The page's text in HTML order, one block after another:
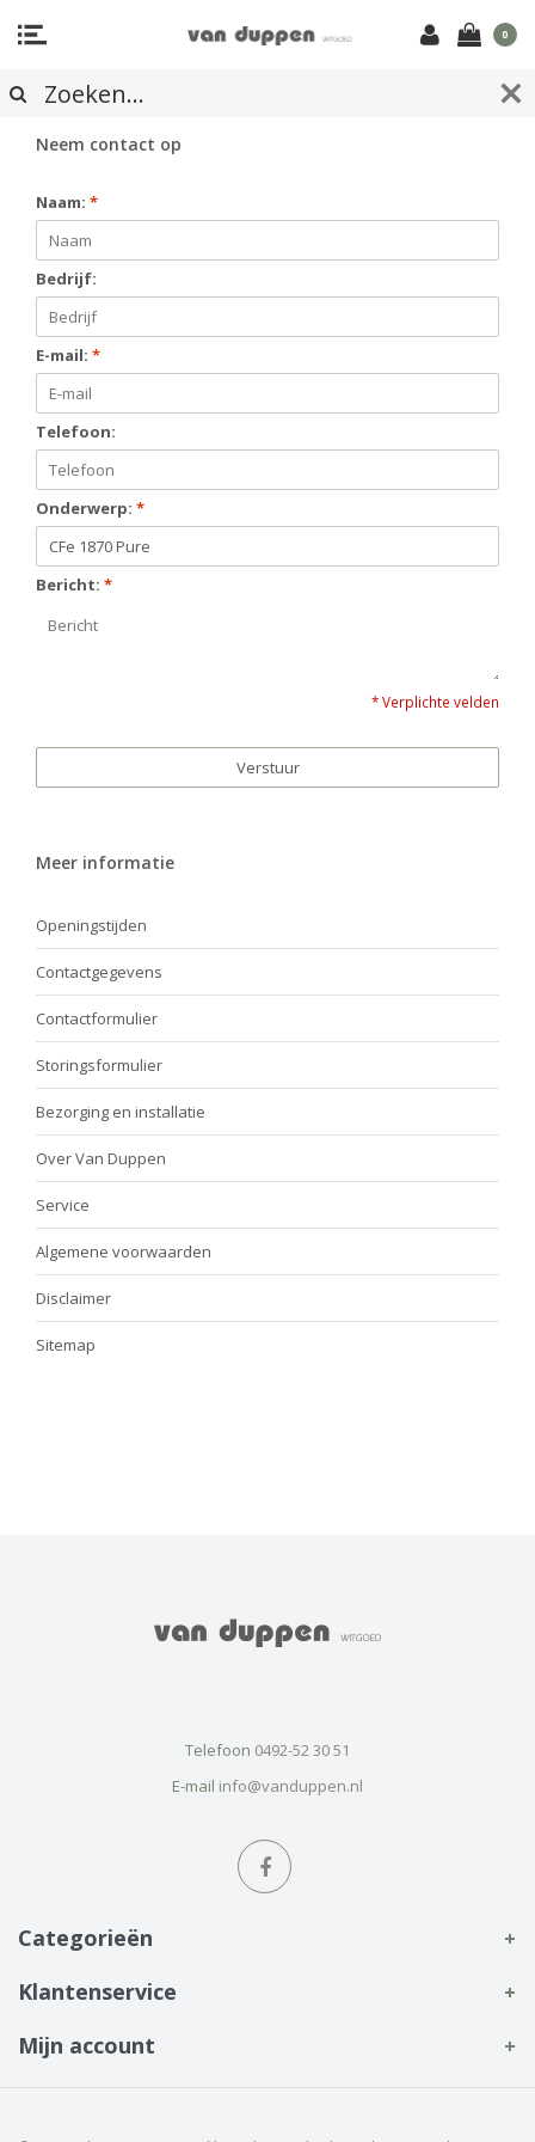
0
CONTACTFORMULIER
Neem contact op
Naam: *
Bedrijf:
E-mail: *
Telefoon:
Onderwerp: *
Bericht: *
* Verplichte velden
Verstuur
Meer informatie
Openingstijden
Contactgegevens
Contactformulier
Storingsformulier
Bezorging en installatie
Over Van Duppen
Service
Algemene voorwaarden
Disclaimer
Sitemap
Telefoon 0492-52 30 51
E-mail info@vanduppen.nl
Categorieën
Klantenservice
Mijn account